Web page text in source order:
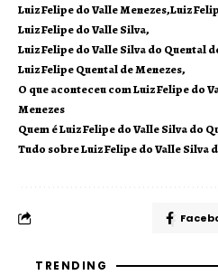
Luiz Felipe do Valle Menezes Luiz
Luiz Felipe do Valle Silva
Luiz Felipe do Valle Silva do Quental
Luiz Felipe Quental de Menezes
O que aconteceu com Luiz Felipe do
Menezes
Quem é Luiz Felipe do Valle Silva do
Tudo sobre Luiz Felipe do Valle Silva
TRENDING